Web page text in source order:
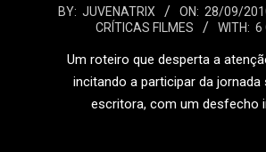
2010-
BY: JUVENATRIX ON: 28/09/
CRÍTICAS FILMES
WITH: 6
Um roteiro que desperta a
incitando a participar da jornada
escritora, com um desfecho